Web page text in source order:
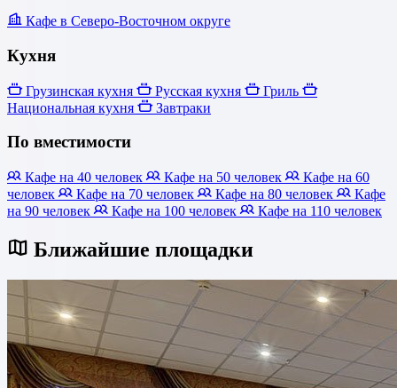
Кафе в Северо-Восточном округе
Кухня
Грузинская кухня Русская кухня
Гриль
Национальная кухня
Завтраки
По вместимости
Кафе на 40 человек Кафе на 50 человек
Кафе на 60
человек
Кафе на 70 человек Кафе на 80 человек
Кафе
на 90 человек
Кафе на 100 человек Кафе на 110 человек
Ближайшие площадки